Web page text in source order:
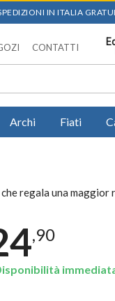
IN ITALIA
CONTATTI
Archi Fiati
regala una maggior
,90